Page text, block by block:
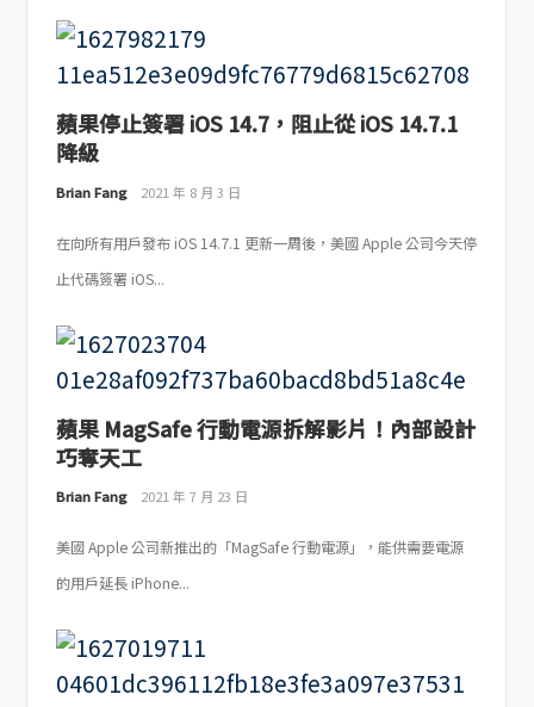
蘋果停止簽署 iOS 14.7，阻止從 iOS 14.7.1
降級
Brian Fang 2021 年 8 月 3 日
在向所有用戶發布 iOS 14.7.1 更新一周後，美國 Apple 公司今天停
止代碼簽署 iOS...
蘋果 MagSafe 行動電源拆解影片！內部設計
巧奪天工
Brian Fang 2021 年 7 月 23 日
美國 Apple 公司新推出的「MagSafe 行動電源」，能供需要電源
的用戶延長 iPhone...